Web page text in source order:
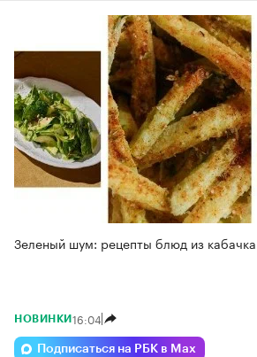
Зеленый шум: рецепты блюд из кабачка
НОВИНКИ 16:04
Подписаться на РБК в Max